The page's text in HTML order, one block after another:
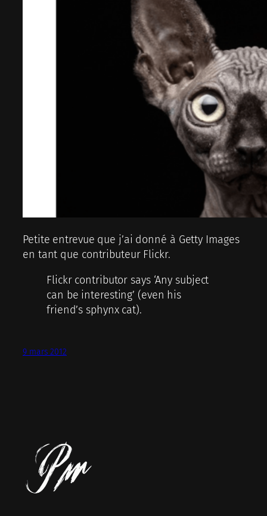
Petite entrevue que j’ai donné à Getty Images
en tant que contributeur Flickr.
Flickr contributor says ‘Any subject
can be interesting’ (even his
friend’s sphynx cat).
9 mars 2012